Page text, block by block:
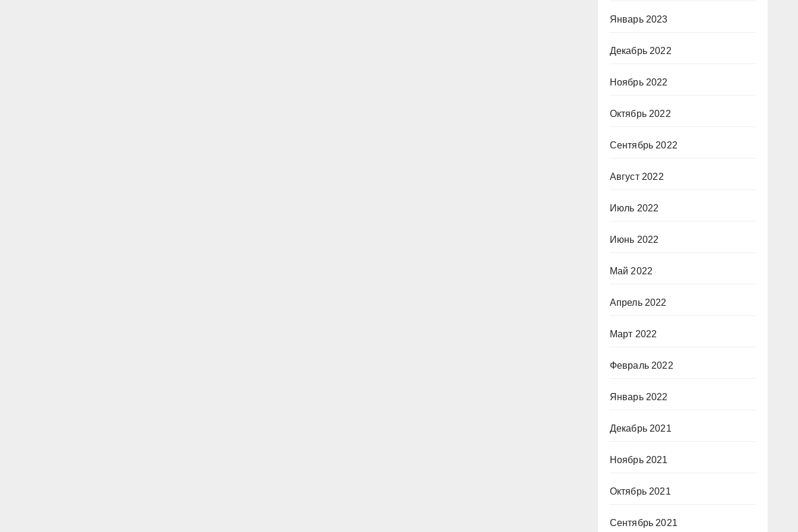
Январь 2023
Декабрь 2022
Ноябрь 2022
Октябрь 2022
Сентябрь 2022
Август 2022
Июль 2022
Июнь 2022
Май 2022
Апрель 2022
Март 2022
Февраль 2022
Январь 2022
Декабрь 2021
Ноябрь 2021
Октябрь 2021
Сентябрь 2021